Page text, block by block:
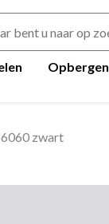
Opbergen
zwart